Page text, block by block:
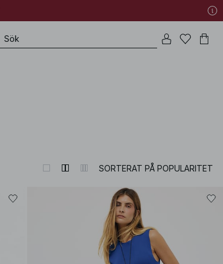
SORTERAT PÅ POPULARITET